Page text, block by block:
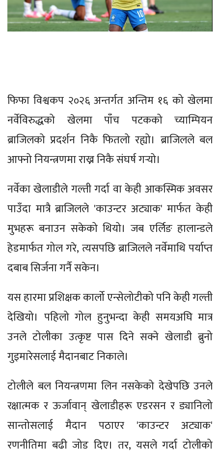
फिफा विश्वकप २०२६ अन्तर्गत अन्तिम १६ को खेलमा
नर्वेविरुद्धको खेलमा पाँच पटकको च्याम्पियन
ब्राजिलको प्रदर्शन निकै फितलो रह्यो। ब्राजिलले बल
आफ्नो नियन्त्रणमा राख्न निकै संघर्ष गर्‍यो।
नर्वेका खेलाडीले गल्ती गर्दा वा केही आकस्मिक अवसर
पाउँदा मात्रै ब्राजिलले 'काउन्टर अट्याक' मार्फत केही
मुभहरू बनाउन सकेको थियो। जब एर्लिङ हालान्डले
हेडमार्फत गोल गरे, त्यसपछि ब्राजिलले नर्वेमाथि पर्याप्त
दबाब सिर्जना गर्नै सकेन।
यस हारमा प्रशिक्षक कार्लो एन्सेलोटीको पनि केही गल्ती
देखियो। पहिलो गोल हुनुभन्दा केही समयअघि मात्र
उनले टोलीका उत्कृष्ट पास दिने सक्ने खेलाडी ब्रुनो
गुइमारेसलाई मैदानबाट निकाले।
टोलीले बल नियन्त्रणमा लिन नसकेको देखेपछि उनले
रक्षात्मक र ऊर्जावान् खेलाडीहरू एडरसन र ड्यानिलो
सान्तोसलाई मैदान पठाएर 'काउन्टर अट्याक'
रणनीतिमा बढी जोड दिए। तर, यसले गर्दा टोलीको